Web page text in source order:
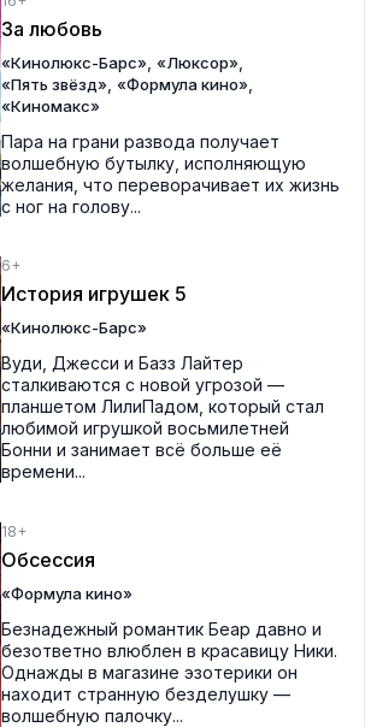
За любовь
«Кинолюкс-Барс» «Люксор»
«Пять звёзд» «Формула кино»
«Киномакс»
Пара на грани развода получает
волшебную бутылку, исполняющую
желания, что переворачивает их жизнь
с ног на голову...
6+
История игрушек 5
«Кинолюкс-Барс»
Вуди, Джесси и Базз Лайтер
сталкиваются с новой угрозой —
планшетом ЛилиПадом, который стал
любимой игрушкой восьмилетней
Бонни и занимает всё больше её
времени...
18+
Обсессия
«Формула кино»
Безнадежный романтик Беар давно и
безответно влюблен в красавицу Ники.
Однажды в магазине эзотерики он
находит странную безделушку —
волшебную палочку...